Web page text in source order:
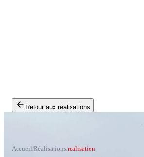
Accueil/Réalisations/realisation
Retour aux réalisations